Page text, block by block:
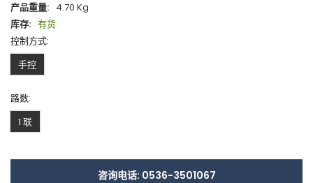
产品重量: 4.70 Kg
库存: 有货
控制方式:
手控
路数:
1 联
咨询电话: 0536-3501067